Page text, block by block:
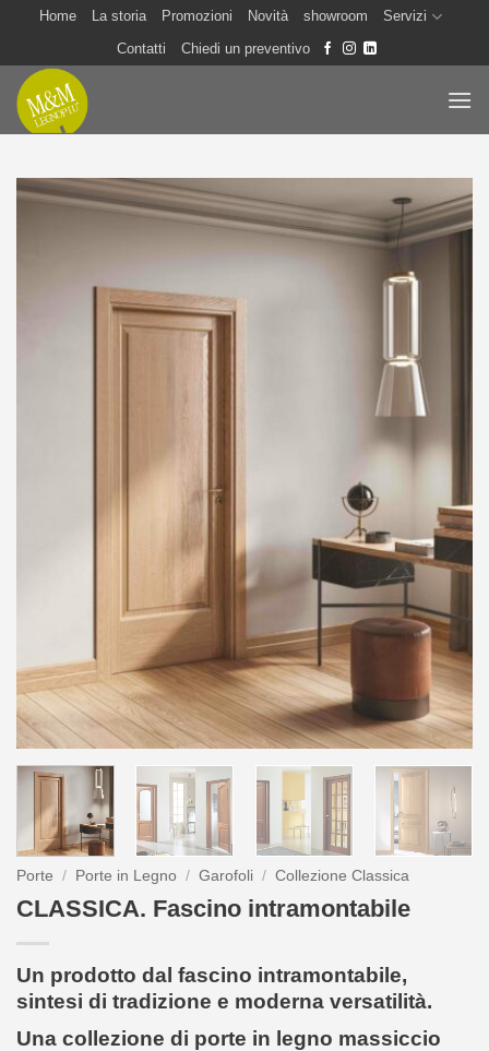
contenuti
Home La storia Promozioni Novità showroom
Servizi
Contatti
Chiedi un preventivo
Porte / Porte in Legno / Garofoli / Collezione Classica
CLASSICA. Fascino intramontabile
Un prodotto dal fascino intramontabile,
sintesi di tradizione e moderna versatilità.
Una collezione di porte in legno massiccio